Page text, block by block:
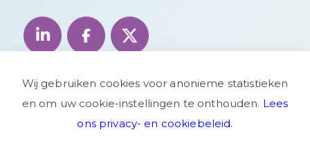
Wij gebruiken cookies voor anonieme statistieken
en om uw cookie-instellingen te onthouden. Lees
ons privacy- en cookiebeleid.